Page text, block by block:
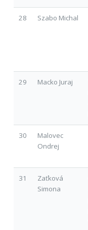
28 Szabo Michal
29 Macko Juraj
30
Malovec
Ondrej
31
Zaťková
Simona